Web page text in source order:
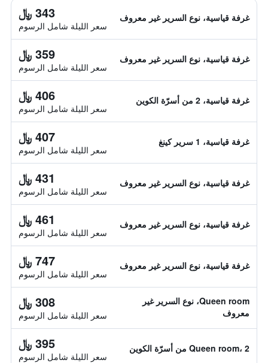
غرفة قياسية، نوع السرير غير معروف 343 ﷼
سعر الليلة شامل الرسوم
غرفة قياسية، نوع السرير غير معروف 359 ﷼
سعر الليلة شامل الرسوم
غرفة قياسية، 2 من أسرّة الكوين 406 ﷼
سعر الليلة شامل الرسوم
غرفة قياسية، 1 سرير كينغ 407 ﷼
سعر الليلة شامل الرسوم
غرفة قياسية، نوع السرير غير معروف 431 ﷼
سعر الليلة شامل الرسوم
غرفة قياسية، نوع السرير غير معروف 461 ﷼
سعر الليلة شامل الرسوم
غرفة قياسية، نوع السرير غير معروف 747 ﷼
سعر الليلة شامل الرسوم
Queen room، نوع السرير غير
معروف
308 ﷼
سعر الليلة شامل الرسوم
Queen room، 2 من أسرّة الكوين 395 ﷼
سعر الليلة شامل الرسوم